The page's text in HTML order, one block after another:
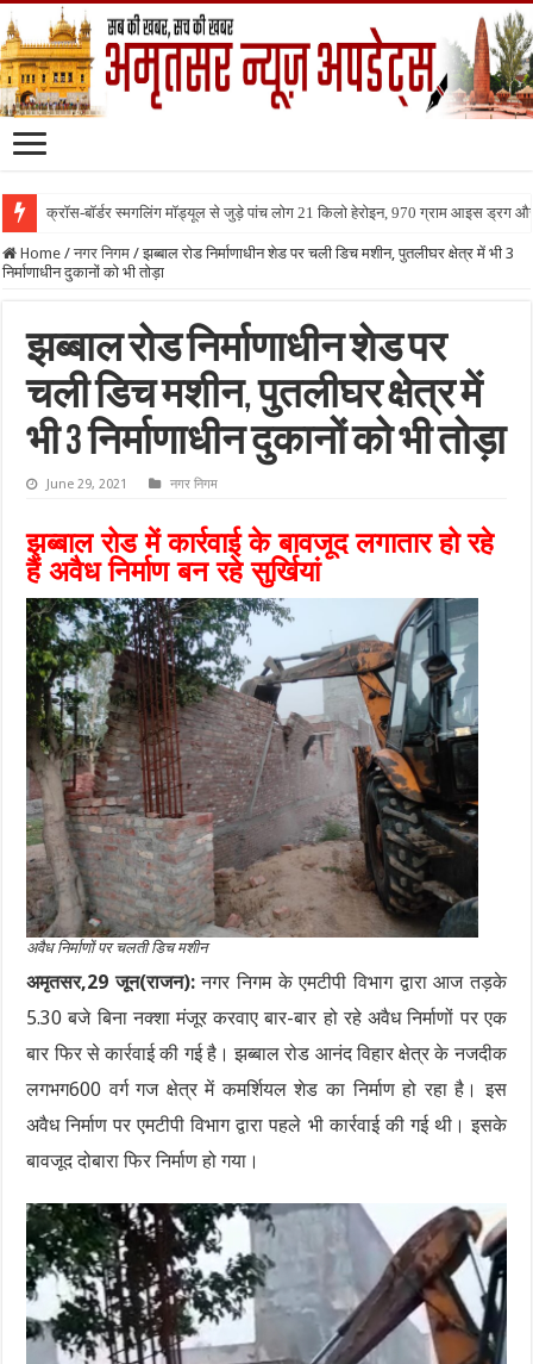
क्रॉस-बॉर्डर स्मगलिंग मॉड्यूल से जुड़े पांच लोग 21 किलो हेरोइन, 970 ग्राम आइस ड्रग
Home / नगर निगम / झब्बाल रोड निर्माणाधीन शेड पर चली डिच मशीन, पुतलीघर क्षेत्र में भी 3
निर्माणाधीन दुकानों को भी तोड़ा
झब्बाल रोड निर्माणाधीन शेड पर
चली डिच मशीन, पुतलीघर क्षेत्र में
भी 3 निर्माणाधीन दुकानों को भी तोड़ा
June 29, 2021 नगर निगम
झब्बाल रोड में कार्रवाई के बावजूद लगातार हो रहे
हैं अवैध निर्माण बन रहे सुर्खियां
अवैध निर्माणों पर चलती डिच मशीन
अमृतसर,29 जून(राजन):नगर निगम के एमटीपी विभाग द्वारा आज तड़के
5.30 बजे बिना नक्शा मंजूर करवाए बार-बार हो रहे अवैध निर्माणों पर एक
बार फिर से कार्रवाई की गई है। झब्बाल रोड आनंद विहार क्षेत्र के नजदीक
लगभग600 वर्ग गज क्षेत्र में कमर्शियल शेड का निर्माण हो रहा है। इस
अवैध निर्माण पर एमटीपी विभाग द्वारा पहले भी कार्रवाई की गई थी। इसके
बावजूद दोबारा फिर निर्माण हो गया।